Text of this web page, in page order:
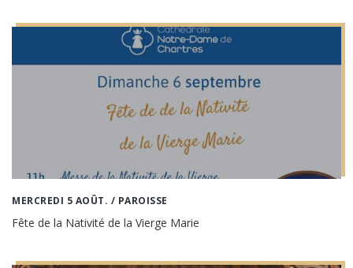
MERCREDI 5 AOÛT. / PAROISSE
Fête de la Nativité de la Vierge Marie